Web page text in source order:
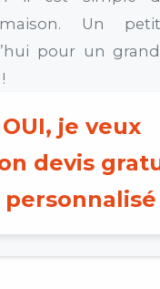
Un
pour un
OUI, je veux
devis